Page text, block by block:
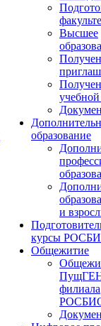
Высшее
образование
и
курсы
Общежитие
филиала